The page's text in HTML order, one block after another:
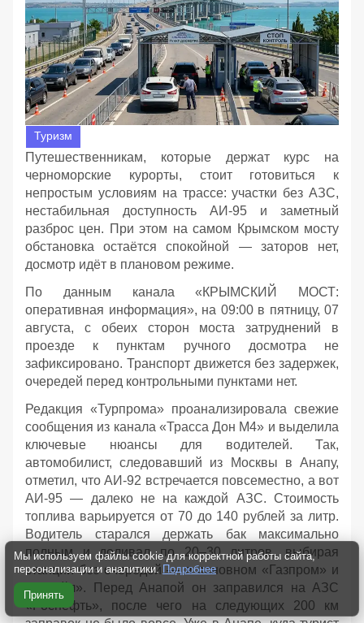
Туризм
Путешественникам, которые держат курс на
черноморские курорты, стоит готовиться к
непростым условиям на трассе: участки без АЗС,
нестабильная доступность АИ‑95 и заметный
разброс цен. При этом на самом Крымском мосту
обстановка остаётся спокойной — заторов нет,
досмотр идёт в плановом режиме.
По данным канала «КРЫМСКИЙ МОСТ:
оперативная информация», на 09:00 в пятницу, 07
августа, с обеих сторон моста затруднений в
проезде к пунктам ручного досмотра не
зафиксировано. Транспорт движется без задержек,
очередей перед контрольными пунктами нет.
Редакция «Турпрома» проанализировала свежие
сообщения из канала «Трасса Дон М4» и выделила
ключевые нюансы для водителей. Так,
автомобилист, следовавший из Москвы в Анапу,
отметил, что АИ‑92 встречается повсеместно, а вот
АИ‑95 — далеко не на каждой АЗС. Стоимость
топлива варьируется от 70 до 140 рублей за литр.
Водитель старался держать бак максимально
полным и доливал по 20–30 литров, выбирая
станции без очередей — в основном «Газпром» и
«Лукойл». Перед Анапой он заправился на АЗС
«Роснефть», после чего на следующих 200 км
Мы используем файлы cookie для корректной работы сайта,
персонализации и аналитики. Подробнее
Принять